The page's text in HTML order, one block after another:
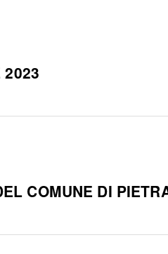
2023
COMUNE DI